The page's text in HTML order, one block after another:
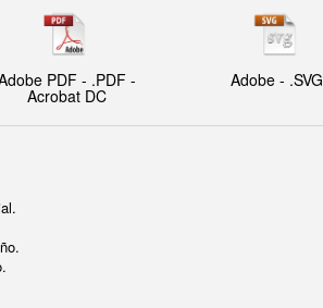
PDF - .PDF -
Acrobat DC
Adobe - .SVG